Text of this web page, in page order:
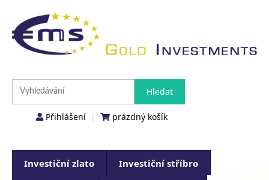
Přihlášení | prázdný košík
Investiční zlato Investiční stříbro